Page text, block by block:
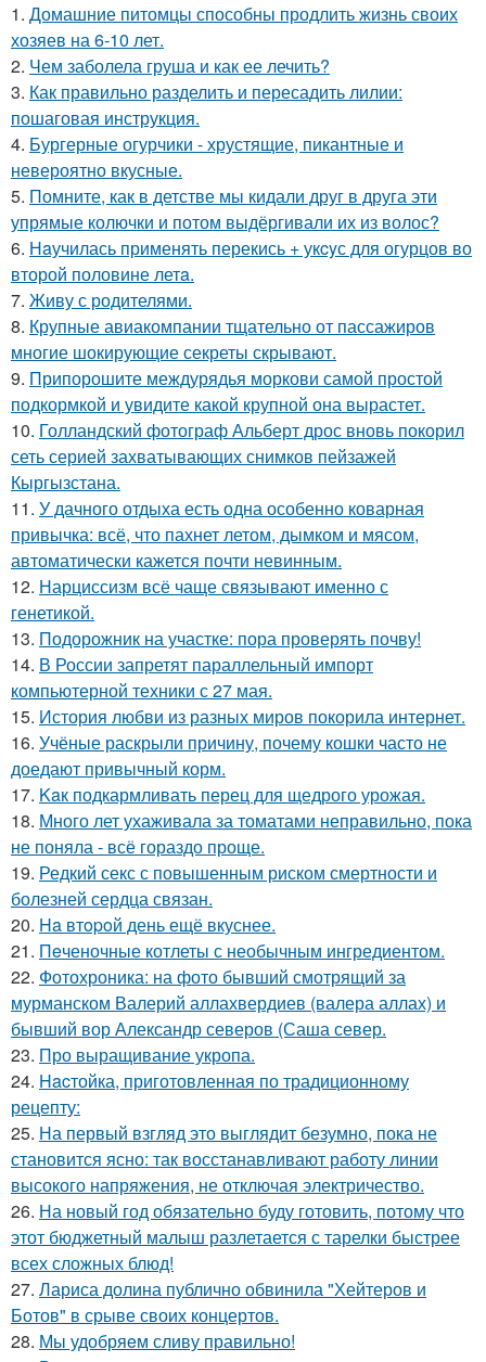
1. Домашние питомцы способны продлить жизнь своих
хозяев на 6-10 лет.
2. Чем заболела груша и как ее лечить?
3. Как правильно разделить и пересадить лилии:
пошаговая инструкция.
4. Бургерные огурчики - хрустящие, пикантные и
невероятно вкусные.
5. Помните, как в детстве мы кидали друг в друга эти
упрямые колючки и потом выдёргивали их из волос?
6. Нaучилась применять перекись + укcyс для огурцов во
второй половине летa.
7. Живу с родителями.
8. Крупные авиакомпании тщательно от пассажиров
многие шокирующие секреты скрывают.
9. Припорошите междурядья моркови самой простой
подкормкой и увидите какой крупной она вырастет.
10. Голландский фотограф Альберт дрос вновь покорил
сеть серией захватывающих снимков пейзажей
Кыргызстана.
11. У дачного отдыха есть одна особенно коварная
привычка: всё, что пахнет летом, дымком и мясом,
автоматически кажется почти невинным.
12. Нарциссизм всё чаще связывают именно с
генетикой.
13. Подорожник на участке: пора проверять почву!
14. В России запретят параллельный импорт
компьютерной техники с 27 мая.
15. История любви из разных миров покорила интернет.
16. Учёные раскрыли причину, почему кошки часто не
доедают привычный корм.
17. Kaк подкармливать перец для щедрого урожая.
18. Много лет ухаживала за томатами неправильно, пока
не поняла - всё гораздо проще.
19. Редкий секс с повышенным риском смертности и
болезней сердца связан.
20. Ha втopoй день ещё вкуснее.
21. Пeченочные котлеты с необычным ингредиентом.
22. Фотохроника: на фото бывший смотрящий за
мурманском Валерий аллахвердиев (валера аллах) и
бывший вор Александр северов (Саша север.
23. Про выращивание укропа.
24. Hacтойка, приготовленная по традиционному
рецепту:
25. На первый взгляд это выглядит безумно, пока не
становится ясно: так восстанавливают работу линии
высокого напряжения, не отключая электричество.
26. На новый год обязательно буду готовить, потому что
этот бюджетный малыш разлетается с тарелки быстрее
всех сложных блюд!
27. Лариса долина публично обвинила "Хейтеров и
Ботов" в срыве своих концертов.
28. Мы удобряeм сливу правильно!